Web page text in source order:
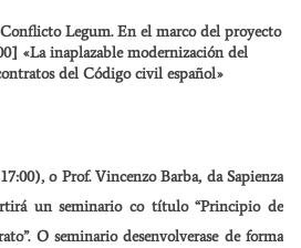
Legum. En el marco del proyecto
«La inaplazable modernización del
del Código civil español»
o Prof. Vincenzo Barba, da Sapienza
un seminario co título “Principio de
O seminario desenvolverase de forma